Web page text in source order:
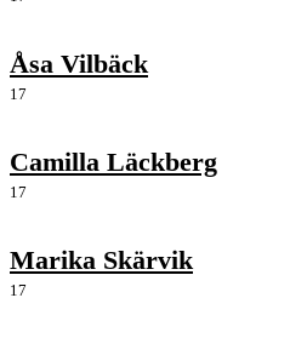
Åsa Vilbäck
17
Camilla Läckberg
17
Marika Skärvik
17